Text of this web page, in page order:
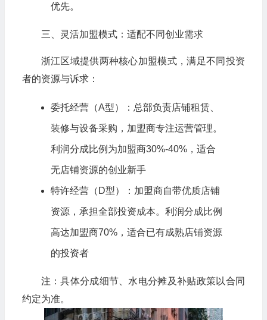
优先。
三、灵活加盟模式：适配不同创业需求
浙江区域提供两种核心加盟模式，满足不同投资
者的资源与诉求：
委托经营（A型）：总部负责店铺租赁、
装修与设备采购，加盟商专注运营管理。
利润分成比例为加盟商30%-40%，适合
无店铺资源的创业新手
特许经营（D型）：加盟商自带优质店铺
资源，承担全部投资成本。利润分成比例
高达加盟商70%，适合已有成熟店铺资源
的投资者
注：具体分成细节、水电分摊及补贴政策以合同
约定为准。